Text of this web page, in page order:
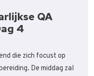
QA
4
die zich focust op
De middag zal